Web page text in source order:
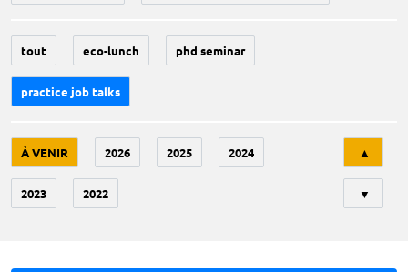
tout eco-lunch phd seminar
practice job talks
À VENIR 2026 2025 2024
2023 2022
▲
▼